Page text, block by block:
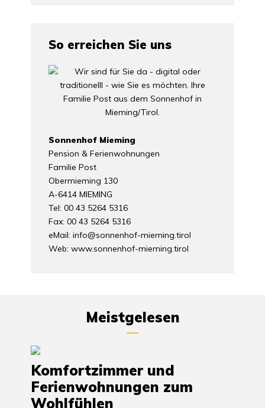
So erreichen Sie uns
Sonnenhof Mieming
Pension & Ferienwohnungen
Familie Post
Obermieming 130
A-6414 MIEMING
Tel: 00 43 5264 5316
Fax: 00 43 5264 5316
eMail: info@sonnenhof-mieming.tirol
Web: www.sonnenhof-mieming.tirol
Meistgelesen
Komfortzimmer und
Ferienwohnungen zum
Wohlfühlen